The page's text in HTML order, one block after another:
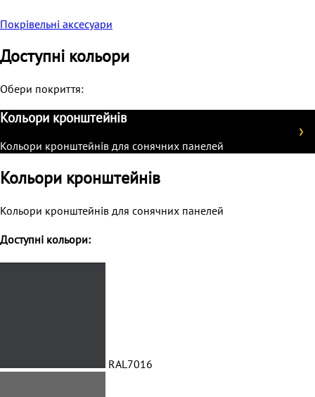
Покрівельні аксесуари
Доступні кольори
Обери покриття:
Кольори кронштейнів
Кольори кронштейнів для сонячних панелей
Кольори кронштейнів
Кольори кронштейнів для сонячних панелей
Доступні кольори:
RAL7016